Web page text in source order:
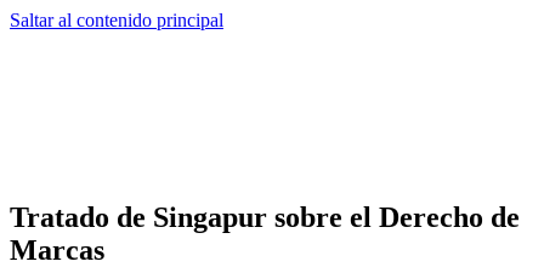
Saltar al contenido principal
Tratado de Singapur sobre el Derecho de
Marcas